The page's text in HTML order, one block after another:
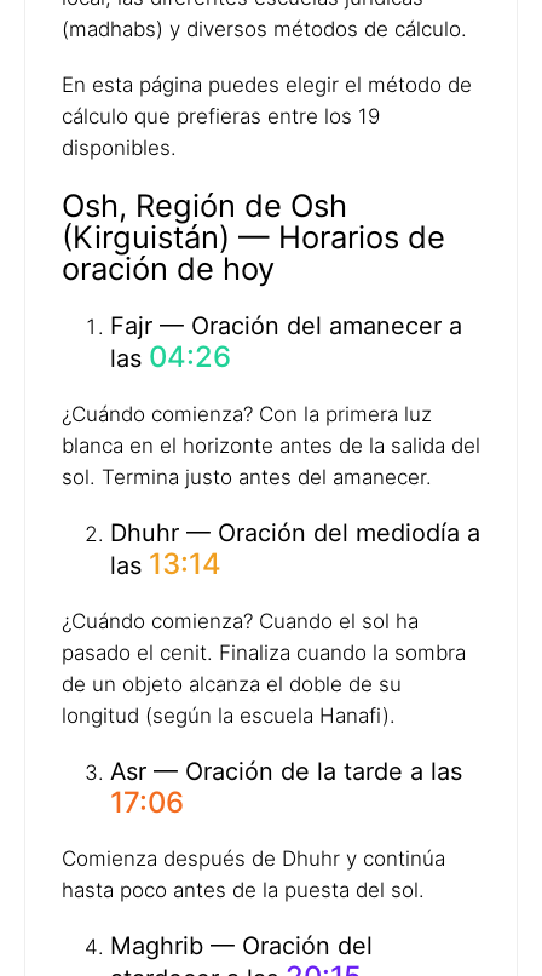
(madhabs) y diversos métodos de cálculo.
En esta página puedes elegir el método de
cálculo que prefieras entre los 19
disponibles.
Osh, Región de Osh
(Kirguistán) — Horarios de
oración de hoy
Fajr — Oración del amanecer a
las 04:26
¿Cuándo comienza? Con la primera luz
blanca en el horizonte antes de la salida del
sol. Termina justo antes del amanecer.
Dhuhr — Oración del mediodía a
las 13:14
¿Cuándo comienza? Cuando el sol ha
pasado el cenit. Finaliza cuando la sombra
de un objeto alcanza el doble de su
longitud (según la escuela Hanafi).
Asr — Oración de la tarde a las
17:06
Comienza después de Dhuhr y continúa
hasta poco antes de la puesta del sol.
Maghrib — Oración del